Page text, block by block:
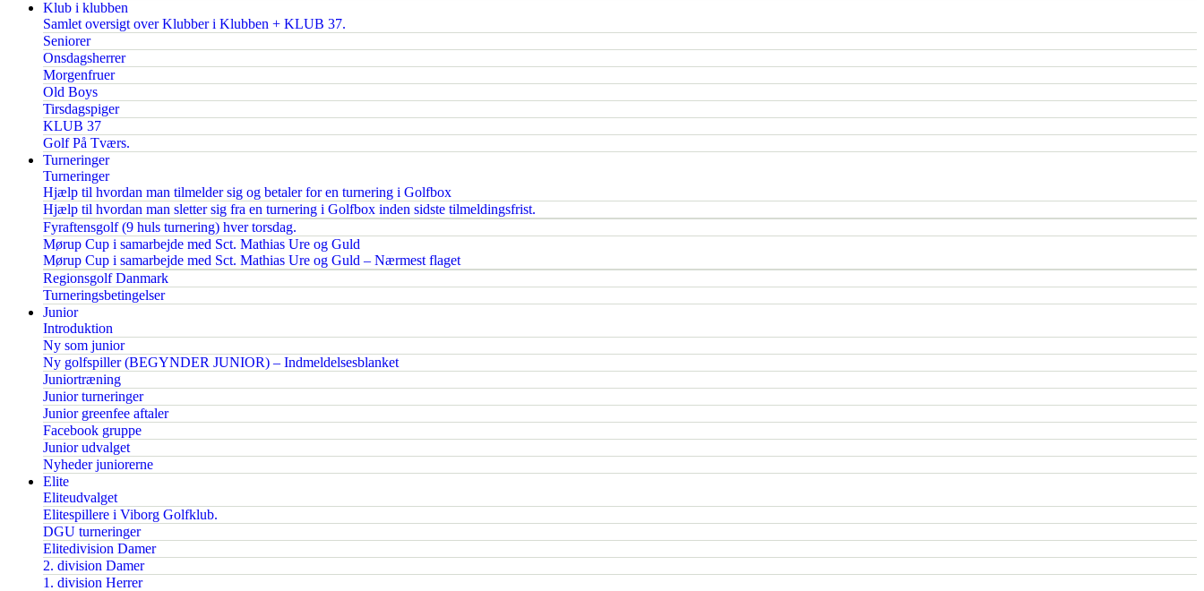
Klub i klubben
Samlet oversigt over Klubber i Klubben + KLUB 37.
Seniorer
Onsdagsherrer
Morgenfruer
Old Boys
Tirsdagspiger
KLUB 37
Golf På Tværs.
Turneringer
Turneringer
Hjælp til hvordan man tilmelder sig og betaler for en turnering i Golfbox
Hjælp til hvordan man sletter sig fra en turnering i Golfbox inden sidste tilmeldingsfrist.
Fyraftensgolf (9 huls turnering) hver torsdag.
Mørup Cup i samarbejde med Sct. Mathias Ure og Guld
Mørup Cup i samarbejde med Sct. Mathias Ure og Guld – Nærmest flaget
Regionsgolf Danmark
Turneringsbetingelser
Junior
Introduktion
Ny som junior
Ny golfspiller (BEGYNDER JUNIOR) – Indmeldelsesblanket
Juniortræning
Junior turneringer
Junior greenfee aftaler
Facebook gruppe
Junior udvalget
Nyheder juniorerne
Elite
Eliteudvalget
Elitespillere i Viborg Golfklub.
DGU turneringer
Elitedivision Damer
2. division Damer
1. division Herrer